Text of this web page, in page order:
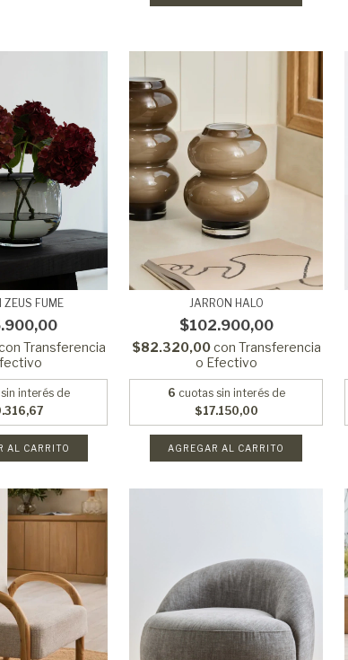
ZEUS FUME
Transferencia
interés de
AL CARRITO
JARRON HALO
$102.900,00
$82.320,00con Transferencia
o Efectivo
6 cuotas sin interés de
$17.150,00
AGREGAR AL CARRITO